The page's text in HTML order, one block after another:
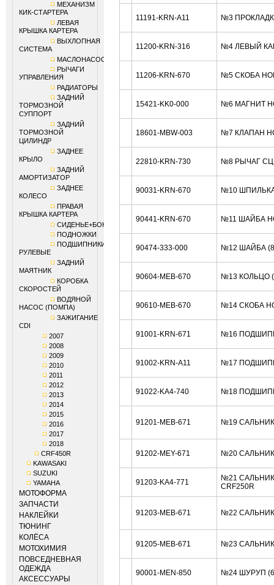
МЕХАНИЗМ
КИК-СТАРТЕРА
ЛЕВАЯ
КРЫШКА КАРТЕРА
ВЫХЛОПНАЯ
СИСТЕМА
МАСЛОНАСОС
РЫЧАГИ
УПРАВЛЕНИЯ
РАДИАТОРЫ
ЗАДНИЙ
ТОРМОЗНОЙ
СУППОРТ
ЗАДНИЙ
ТОРМОЗНОЙ
ЦИЛИНДР
ЗАДНЕЕ
КРЫЛО
ЗАДНИЙ
АМОРТИЗАТОР
ЗАДНЕЕ
КОЛЕСО
ПРАВАЯ
КРЫШКА КАРТЕРА
СИДЕНЬЕ+БОКОВИНЫ
ПОДНОЖКИ
ПОДШИПНИКИ
РУЛЕВЫЕ
ЗАДНИЙ
МАЯТНИК
КОРОБКА
СКОРОСТЕЙ
ВОДЯНОЙ
НАСОС (ПОМПА)
ЗАЖИГАНИЕ
CDI
2007
2008
2009
2010
2011
2012
2013
2014
2015
2016
2017
2018
CRF450R
KAWASAKI
SUZUKI
YAMAHA
МОТОФОРМА
ЗАПЧАСТИ
НАКЛЕЙКИ
ТЮНИНГ
КОЛЁСА
МОТОХИМИЯ
ПОВСЕДНЕВНАЯ
ОДЕЖДА
АКСЕССУАРЫ
11191-KRN-A11 №3
11200-KRN-316 №4 ЛЕВЫЙ
11206-KRN-670 №5 СКОБА
15421-KK0-000 №6 МАГНИТ
18601-MBW-003 №7 КЛАПАН
22810-KRN-730 №8 РЫЧАГ
90031-KRN-670 №10 ШПИЛЬКА
90441-KRN-670 №11 ШАЙБА
90474-333-000 №12 ШАЙБА
90604-MEB-670 №13 КОЛЬЦО
90610-MEB-670 №14 СКОБА
91001-KRN-671 №16
91002-KRN-A11 №17
91022-KA4-740 №18
91201-MEB-671 №19 САЛЬНИК
91202-MEY-671 №20 САЛЬНИК
91203-KA4-771
№21 САЛЬНИК
CRF250R
91203-MEB-671 №22 САЛЬНИК
91205-MEB-671 №23 САЛЬНИК
90001-MEN-850 №24 ШУРУП